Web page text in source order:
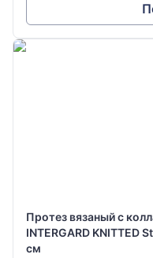
Протез вязаный с
INTERGARD KNITTED
см